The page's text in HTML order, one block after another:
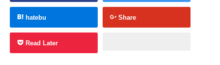
hatebu Share
Read Later